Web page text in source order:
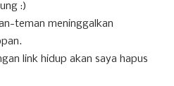
:)
teman meninggalkan
link hidup akan saya hapus